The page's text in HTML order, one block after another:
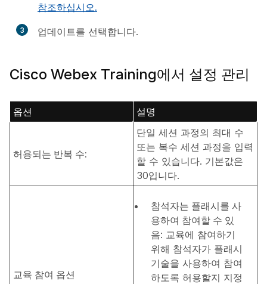
참조하십시오.
3 업데이트를 선택합니다.
Cisco Webex Training에서 설정 관리
옵션 설명
허용되는 반복 수:
단일 세션 과정의 최대 수
또는 복수 세션 과정을 입력
할 수 있습니다. 기본값은
30입니다.
교육 참여 옵션
참석자는 플래시를 사
용하여 참여할 수 있
음: 교육에 참여하기
위해 참석자가 플래시
기술을 사용하여 참여
하도록 허용할지 지정